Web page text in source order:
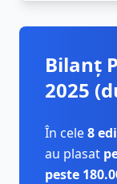
Bilanț
2025
În cele8
au plasat
peste